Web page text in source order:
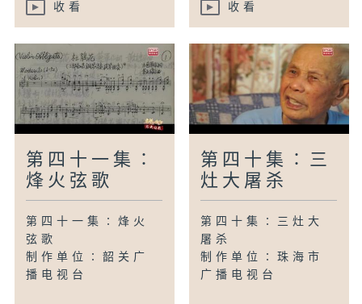
收看 收看
第四十一集∶
烽火弦歌
第四十一集∶烽火
弦歌
制作单位∶韶关广
播电视台
第四十集∶三
灶大屠杀
第四十集∶三灶大
屠杀
制作单位∶珠海市
广播电视台